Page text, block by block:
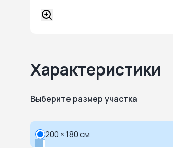
Характеристики
Выберите размер участка
200 × 180 см